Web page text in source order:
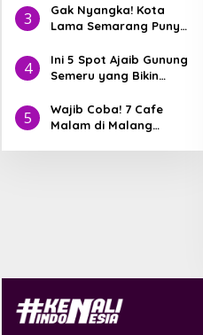
Keajaiban Dunia
3
Gak Nyangka! Kota
Lama Semarang Punya
yang Lebih Tua dari
Jakarta
4
Ini 5 Spot Ajaib Gunung
Semeru yang Bikin
5
Wajib Coba! 7 Cafe
Malam di Malang